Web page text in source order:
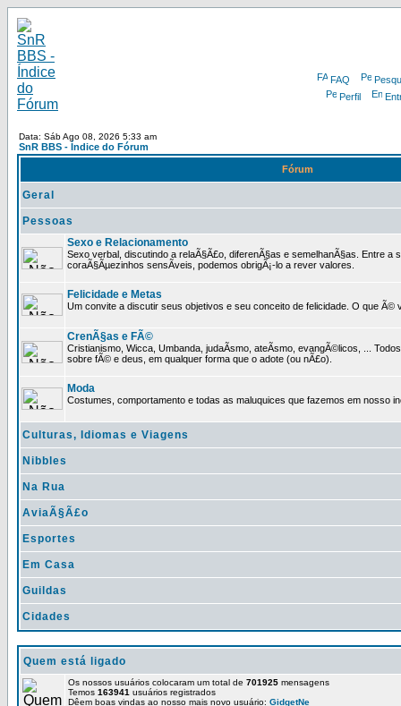
FAQ
Perfil
Data: Sáb Ago 08, 2026 5:33 am
SnR BBS - Índice do Fórum
Fórum
Geral
Pessoas
Sexo e Relacionamento
Sexo verbal, discutindo a relaÃ§Ã£o, diferenÃ§as e semelhanÃ§as. Entre a
coraÃ§Ãµezinhos sensÃ­veis, podemos obrigÃ¡-lo a rever valores.
Felicidade e Metas
Um convite a discutir seus objetivos e seu conceito de felicidade. O que Ã©
CrenÃ§as e FÃ©
Cristianismo, Wicca, Umbanda, judaÃ­smo, ateÃ­smo, evangÃ©licos, ...
sobre fÃ© e deus, em qualquer forma que o adote (ou nÃ£o).
Moda
Costumes, comportamento e todas as maluquices que fazemos em nosso
Culturas, Idiomas e Viagens
Nibbles
Na Rua
AviaÃ§Ã£o
Esportes
Em Casa
Guildas
Cidades
Quem está ligado
Os nossos usuários colocaram um total de 701925 mensagens
Temos 163941 usuários registrados
Dêem boas vindas ao nosso mais novo usuário: GidgetNe